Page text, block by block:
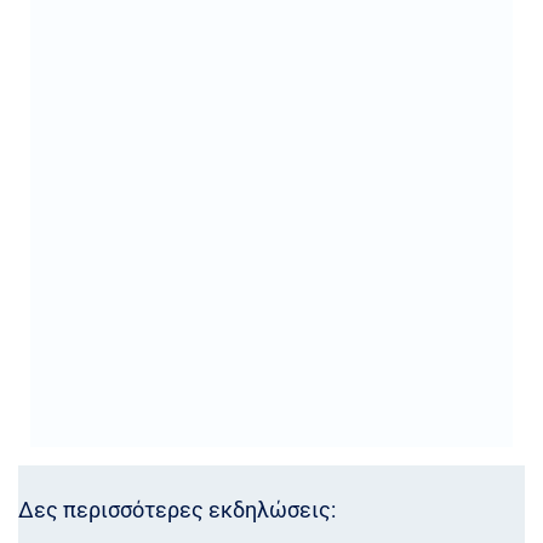
Δες περισσότερες εκδηλώσεις: